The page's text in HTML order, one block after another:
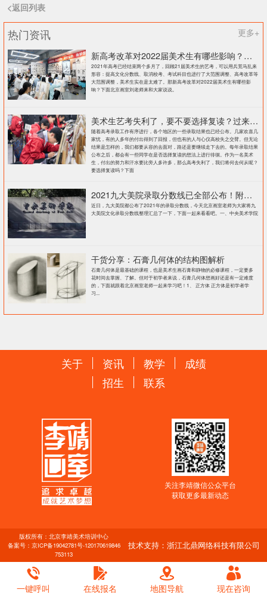
<返回列表
热门资讯
更多+
新高考改革对2022届美术生有哪些影响？北京画室刘老师来和大家说说
2021年高考已经结束两个多月了，回顾21届美术生的艺考，可以用兵荒马乱来
形容：提高文化分数线、取消校考、考试科目也进行了大范围调整、高考改革等
大范围调整，美术生实在是太难了。那新高考改革对2022届美术生有哪些影
响？下面北京画室刘老师来和大家说说。
美术生艺考失利了，要不要选择复读？过来人提出这几点建议
随着高考录取工作有序进行，各个地区的一些录取结果也已经公布。几家欢喜几
家忧，有的人多年的付出得到了回报，但也有的人与心仪高校失之交臂。但无论
结果是怎样的，我们都要从容的去面对，路还是要继续走下去的。每年录取结果
公布之后，都会有一些同学在是否选择复读的想法上进行徘徊。作为一名美术
生，付出的努力和汗水要比旁人多许多，那么高考失利了，我们将何去何从呢？
要选择复读吗？下面
2021九大美院录取分数线已全部公布！附各大院校录取分数线汇总！
近日，九大美院都公布了2021年的录取分数线，今天北京画室老师为大家将九
大美院文化录取分数线整理汇总了一下，下面一起来看看吧。一、中央美术学院
干货分享：石膏几何体的结构图解析
石膏几何体是最基础的课程，也是美术生画石膏和静物的必修课程，一定要多
花时间去掌握、了解。但对于初学者来说，石膏几何体想画好还是有一定难度
的，下面就跟着北京画室老师一起来学习吧！1、 正方体 正方体是初学者学
习...
一键呼叫 在线报名 地图导航 现在咨询
关于 资讯 教学
成绩
招生
联系
关注李靖微信公众平台
获取更多最新动态
版权所有：北京李靖美术培训中心
备案号： 京ICP备19042781号-120170619846
753113
技术支持：浙江北鼎网络科技有限公司